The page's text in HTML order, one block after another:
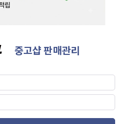
중고샵 판매관리